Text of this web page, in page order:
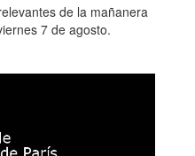
de la mañanera
7 de agosto.